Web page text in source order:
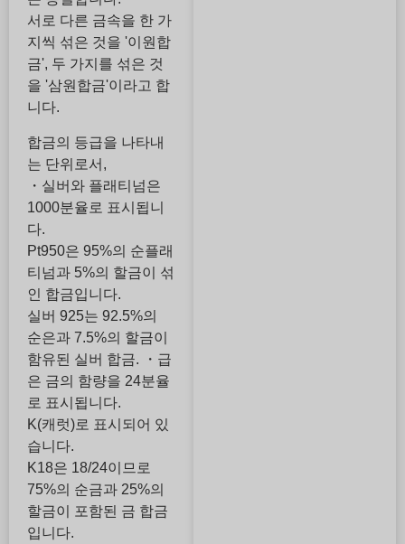
서로 다른 금속을 한 가
지씩 섞은 것을 '이원합
금', 두 가지를 섞은 것
을 '삼원합금'이라고 합
니다.
합금의 등급을 나타내
는 단위로서,
・실버와 플래티넘은
1000분율로 표시됩니
다.
Pt950은 95%의 순플래
티넘과 5%의 할금이 섞
인 합금입니다.
실버 925는 92.5%의
순은과 7.5%의 할금이
함유된 실버 합금. ・급
은 금의 함량을 24분율
로 표시됩니다.
K(캐럿)로 표시되어 있
습니다.
K18은 18/24이므로
75%의 순금과 25%의
할금이 포함된 금 합금
입니다.